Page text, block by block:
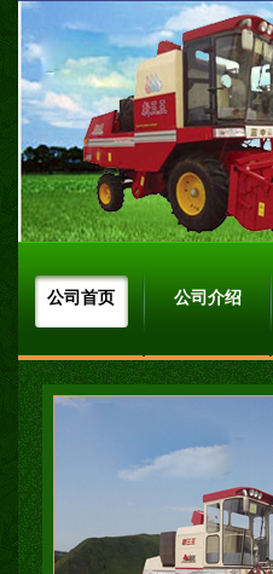
公司首页 公司介绍